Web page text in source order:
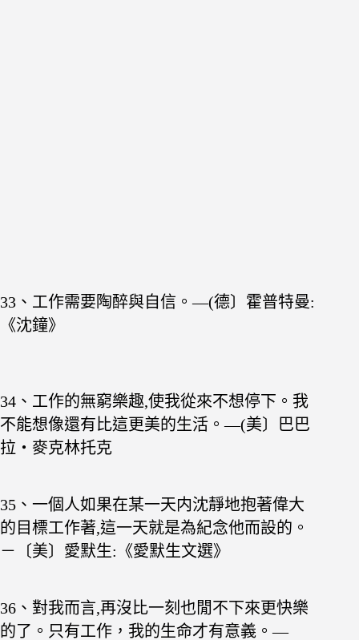
33、工作需要陶醉與自信。—(德〕霍普特曼:
《沈鐘》
34、工作的無窮樂趣,使我從來不想停下。我
不能想像還有比這更美的生活。—(美〕巴巴
拉・麥克林托克
35、一個人如果在某一天内沈靜地抱著偉大
的目標工作著,這一天就是為紀念他而設的。
－ 〔美〕愛默生:《愛默生文選》
36、對我而言,再沒比一刻也閒不下來更快樂
的了。 只有工作，我的生命才有意義。—